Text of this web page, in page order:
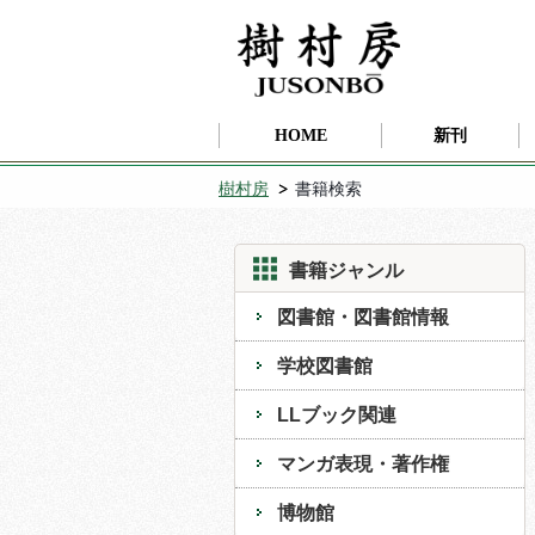
HOME 新刊
樹村房 書籍検索
書籍ジャンル
図書館・図書館情報
学校図書館
LLブック関連
マンガ表現・著作権
博物館